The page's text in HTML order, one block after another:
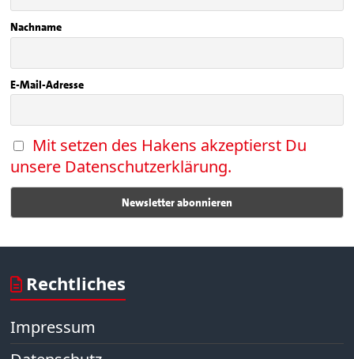
Nachname
E-Mail-Adresse
Mit setzen des Hakens akzeptierst Du
unsere Datenschutzerklärung.
Rechtliches
Impressum